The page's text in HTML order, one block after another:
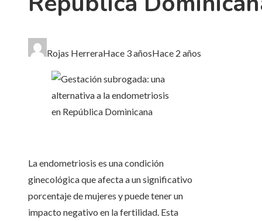
Rojas HerreraHace 3 añosHace 2 años
La endometriosis es una condición
ginecológica que afecta a un significativo
porcentaje de mujeres y puede tener un
impacto negativo en la fertilidad. Esta